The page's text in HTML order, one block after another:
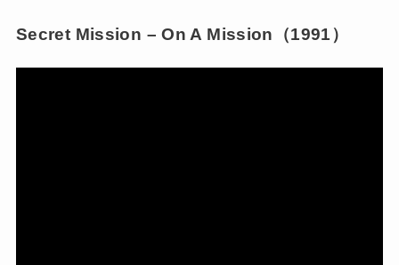
Secret Mission – On A Mission（1991）